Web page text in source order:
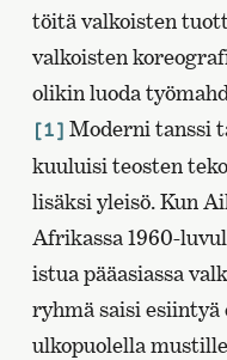
töitä valkoisten
valkoisten
olikin luoda
[1] Moderni tanssi
kuuluisi teosten
lisäksi yleisö. Kun
Afrikassa 1960-
istua pääasiassa
ryhmä saisi
ulkopuolella